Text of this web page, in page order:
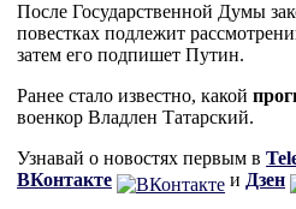
После Государственной Думы
повестках подлежит
затем его подпишет Путин.
Ранее стало известно, какой
военкор Владлен Татарский.
Узнавай о новостях первым в
ВКонтакте
и Дзен